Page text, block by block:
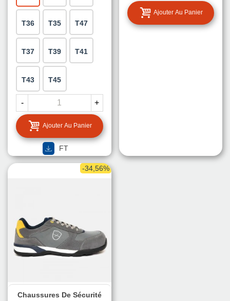
T36 T35 T47
T37 T39 T41
T43 T45
- +
Ajouter Au Panier
FT
Ajouter Au Panier
-34,56%
Chaussures De Sécurité